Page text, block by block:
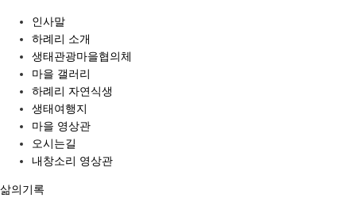
인사말
하례리 소개
생태관광마을협의체
마을 갤러리
하례리 자연식생
생태여행지
마을 영상관
오시는길
내창소리 영상관
삶의기록